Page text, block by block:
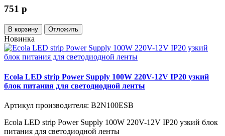
751 p
В корзину Отложить
Новинка
Ecola LED strip Power Supply 100W 220V-12V IP20 узкий
блок питания для светодиодной ленты
Артикул производителя: B2N100ESB
Ecola LED strip Power Supply 100W 220V-12V IP20 узкий блок
питания для светодиодной ленты